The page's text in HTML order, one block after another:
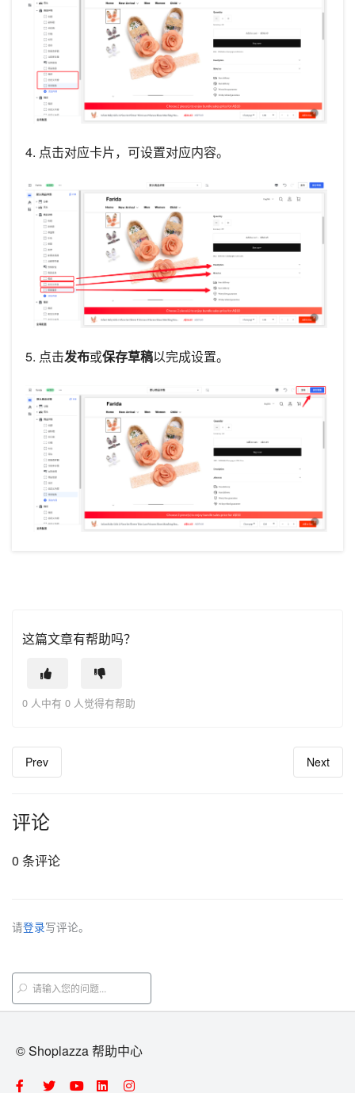
4. 点击对应卡片，可设置对应内容。
5. 点击发布或保存草稿以完成设置。
这篇文章有帮助吗？
0 人中有 0 人觉得有帮助
Prev Next
评论
0 条评论
请登录写评论。
© Shoplazza 帮助中心